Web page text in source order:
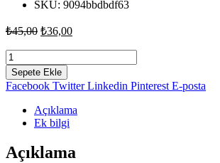
SKU: 9094bbdbdf63
₺45,00 Orijinal
₺36,00Şu
fiyat:
₺36,00.
Bir
Kitap
İki
Hikaye
Fulya
Uludağ
adet
Sepete Ekle
Facebook Twitter Linkedin Pinterest E-posta
Açıklama
Ek bilgi
Açıklama